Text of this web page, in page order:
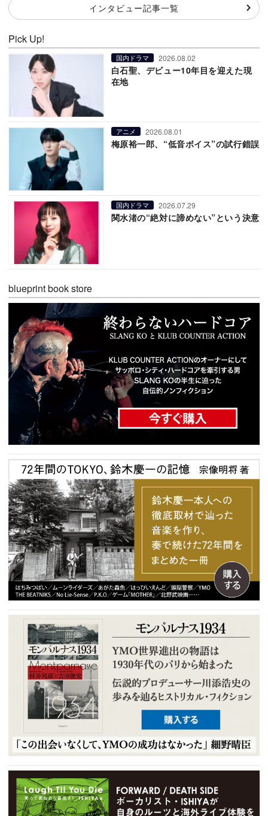
インタビュー記事一覧
Pick Up!
国内ドラマ 2026.08.02
白石聖、デビュー10年目を迎えた現
在地
アニメ 2026.08.01
梅原裕一郎、“低音ボイス”の試行錯誤
国内ドラマ 2026.07.29
関水渚の“絶対に諦めない”という決意
blueprint book store